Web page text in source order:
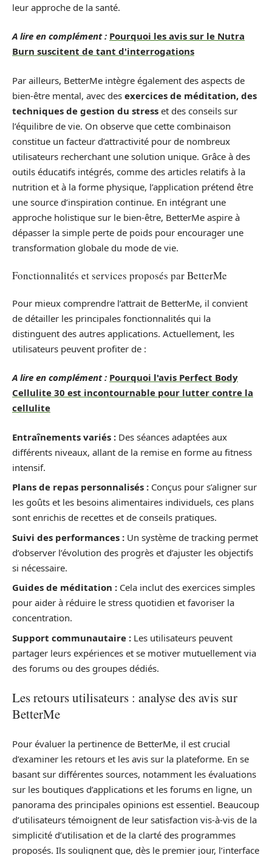
leur approche de la santé.
A lire en complément : Pourquoi les avis sur le Nutra
Burn suscitent de tant d'interrogations
Par ailleurs, BetterMe intègre également des aspects de
bien-être mental, avec des exercices de méditation, des
techniques de gestion du stress et des conseils sur
l’équilibre de vie. On observe que cette combinaison
constitue un facteur d’attractivité pour de nombreux
utilisateurs recherchant une solution unique. Grâce à des
outils éducatifs intégrés, comme des articles relatifs à la
nutrition et à la forme physique, l’application prétend être
une source d’inspiration continue. En intégrant une
approche holistique sur le bien-être, BetterMe aspire à
dépasser la simple perte de poids pour encourager une
transformation globale du mode de vie.
Fonctionnalités et services proposés par BetterMe
Pour mieux comprendre l’attrait de BetterMe, il convient
de détailler les principales fonctionnalités qui la
distinguent des autres applications. Actuellement, les
utilisateurs peuvent profiter de :
A lire en complément : Pourquoi l'avis Perfect Body
Cellulite 30 est incontournable pour lutter contre la
cellulite
Entraînements variés : Des séances adaptées aux
différents niveaux, allant de la remise en forme au fitness
intensif.
Plans de repas personnalisés : Conçus pour s’aligner sur
les goûts et les besoins alimentaires individuels, ces plans
sont enrichis de recettes et de conseils pratiques.
Suivi des performances : Un système de tracking permet
d’observer l’évolution des progrès et d’ajuster les objectifs
si nécessaire.
Guides de méditation : Cela inclut des exercices simples
pour aider à réduire le stress quotidien et favoriser la
concentration.
Support communautaire : Les utilisateurs peuvent
partager leurs expériences et se motiver mutuellement via
des forums ou des groupes dédiés.
Les retours utilisateurs : analyse des avis sur
BetterMe
Pour évaluer la pertinence de BetterMe, il est crucial
d’examiner les retours et les avis sur la plateforme. En se
basant sur différentes sources, notamment les évaluations
sur les boutiques d’applications et les forums en ligne, un
panorama des principales opinions est essentiel. Beaucoup
d’utilisateurs témoignent de leur satisfaction vis-à-vis de la
simplicité d’utilisation et de la clarté des programmes
proposés. Ils soulignent que, dès le premier jour, l’interface